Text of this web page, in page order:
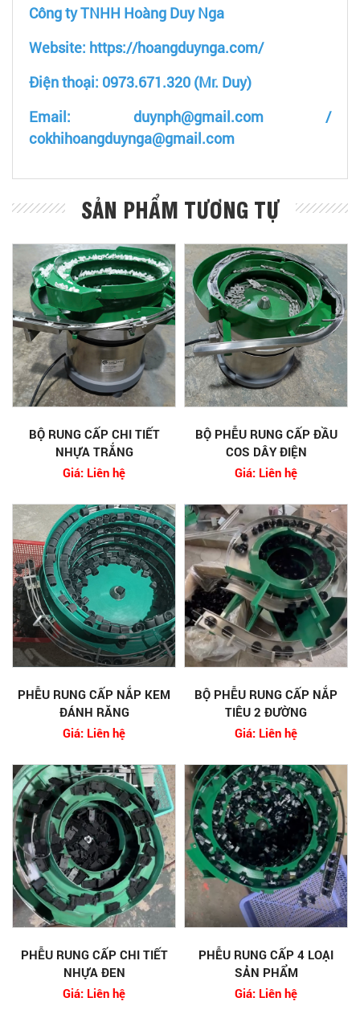
Công ty TNHH Hoàng Duy Nga
Website: https://hoangduynga.com/
Điện thoại: 0973.671.320 (Mr. Duy)
Email: duynph@gmail.com /
cokhihoangduynga@gmail.com
SẢN PHẨM TƯƠNG TỰ
BỘ RUNG CẤP CHI TIẾT
NHỰA TRẮNG
Giá: Liên hệ
BỘ PHỄU RUNG CẤP ĐẦU
COS DÂY ĐIỆN
Giá: Liên hệ
PHỄU RUNG CẤP NẮP KEM
ĐÁNH RĂNG
Giá: Liên hệ
BỘ PHỄU RUNG CẤP NẮP
TIÊU 2 ĐƯỜNG
Giá: Liên hệ
PHỄU RUNG CẤP CHI TIẾT
NHỰA ĐEN
Giá: Liên hệ
PHỄU RUNG CẤP 4 LOẠI
SẢN PHẨM
Giá: Liên hệ